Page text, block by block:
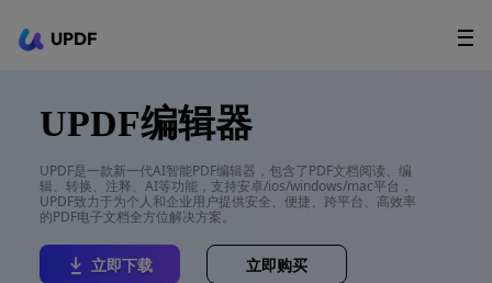
UPDF
AI Agents
用户指南
升级会员
UPDF编辑器
UPDF是一款新一代AI智能PDF编辑器，包含了PDF文档阅读、编
辑、转换、注释、AI等功能，支持安卓/ios/windows/mac平台，
UPDF致力于为个人和企业用户提供安全、便捷、跨平台、高效率
的PDF电子文档全方位解决方案。
立即下载 立即购买